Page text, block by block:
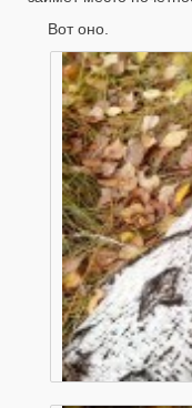
Вот оно.